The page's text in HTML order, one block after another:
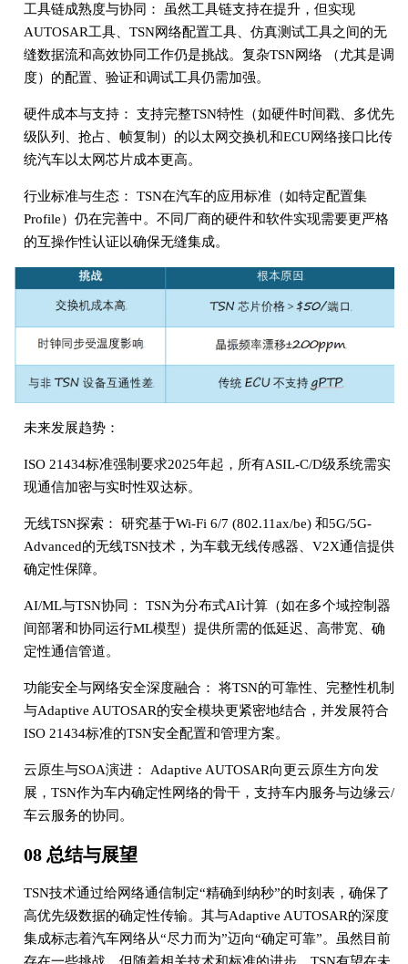
工具链成熟度与协同： 虽然工具链支持在提升，但实现
AUTOSAR工具、TSN网络配置工具、仿真测试工具之间的无
缝数据流和高效协同工作仍是挑战。复杂TSN网络 （尤其是调
度）的配置、验证和调试工具仍需加强。
硬件成本与支持： 支持完整TSN特性（如硬件时间戳、多优先
级队列、抢占、帧复制）的以太网交换机和ECU网络接口比传
统汽车以太网芯片成本更高。
行业标准与生态： TSN在汽车的应用标准（如特定配置集
Profile）仍在完善中。不同厂商的硬件和软件实现需要更严格
的互操作性认证以确保无缝集成。
未来发展趋势：
ISO 21434标准强制要求2025年起，所有ASIL-C/D级系统需实
现通信加密与实时性双达标。
无线TSN探索： 研究基于Wi-Fi 6/7 (802.11ax/be) 和5G/5G-
Advanced的无线TSN技术，为车载无线传感器、V2X通信提供
确定性保障。
AI/ML与TSN协同： TSN为分布式AI计算（如在多个域控制器
间部署和协同运行ML模型）提供所需的低延迟、高带宽、确
定性通信管道。
功能安全与网络安全深度融合： 将TSN的可靠性、完整性机制
与Adaptive AUTOSAR的安全模块更紧密地结合，并发展符合
ISO 21434标准的TSN安全配置和管理方案。
云原生与SOA演进： Adaptive AUTOSAR向更云原生方向发
展，TSN作为车内确定性网络的骨干，支持车内服务与边缘云/
车云服务的协同。
08 总结与展望
TSN技术通过给网络通信制定“精确到纳秒”的时刻表，确保了
高优先级数据的确定性传输。其与Adaptive AUTOSAR的深度
集成标志着汽车网络从“尽力而为”迈向“确定可靠”。虽然目前